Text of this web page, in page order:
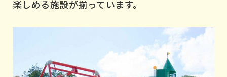
楽しめる施設が揃っています。